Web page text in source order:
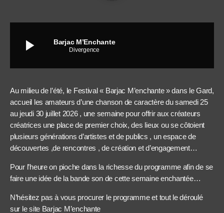
play_arrow Barjac M’Enchante
Divergence
Au milieu de l’été, le Festival « Barjac M’enchante » dans le Gard,
accueil les amateurs d’une chanson de caractère du samedi 25
au jeudi 30 juillet 2026 , une semaine pour offrir aux créateurs
créatrices une place de premier choix, des lieux ou se côtoient
plusieurs générations d’artistes et de publics , un espace de
découvertes ,de rencontres , de création et d’engagement…
Pour l’heure on pioche dans la richesse du programme afin de se
faire une idée de la bande son de cette semaine enchantée…
N’hésitez pas à vous procurer le programme et tout le déroulé
sur le site Barjac M’enchante